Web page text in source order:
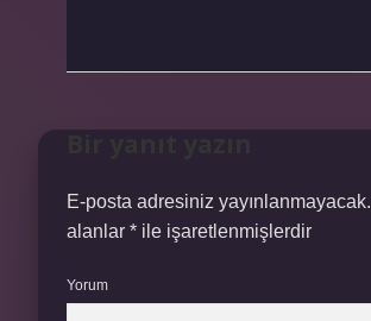
E-posta adresiniz yayınlanmayacak.
alanlar * ile işaretlenmişlerdir
Yorum